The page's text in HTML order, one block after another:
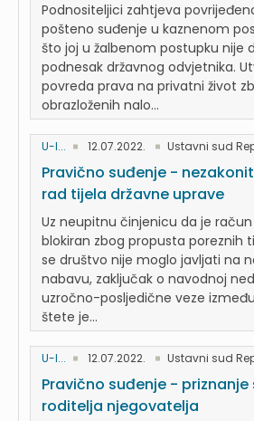
Podnositeljici zahtjeva
pošteno suđenje u kaznenom
što joj u žalbenom postupku nije
podnesak državnog odvjetnika.
povreda prava na privatni život
obrazloženih nalo...
U-I... 12.07.2022. Ustavni sud
Pravično suđenje -
rad tijela državne uprave
Uz neupitnu činjenicu da je
blokiran zbog propusta poreznih
se društvo nije moglo javljati na
nabavu, zaključak o navodnoj
uzročno-posljedične veze
štete je...
U-I... 12.07.2022. Ustavni sud
Pravično suđenje -
roditelja njegovatelja